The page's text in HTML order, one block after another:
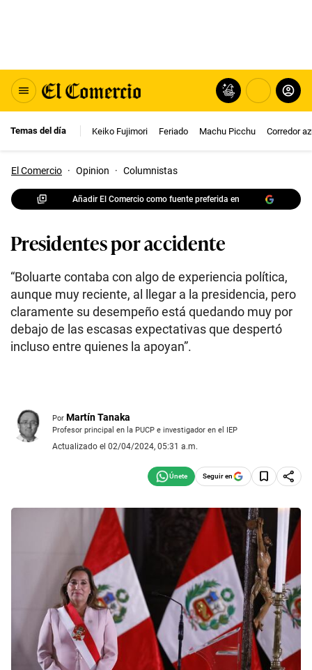
Temas del día Keiko Fujimori Feriado Machu Picchu Corredor
El Comercio · Opinion · Columnistas
Añadir El Comercio como fuente preferida en
Presidentes por accidente
“Boluarte contaba con algo de experiencia política,
aunque muy reciente, al llegar a la presidencia, pero
claramente su desempeño está quedando muy por
debajo de las escasas expectativas que despertó
incluso entre quienes la apoyan”.
Por Martín Tanaka
Profesor principal en la PUCP e investigador en el IEP
Actualizado el 02/04/2024, 05:31 a.m.
Seguir en